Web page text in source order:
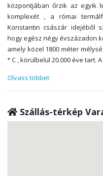
központjában őrzik az egyik
komplexét , a római
Konstantin császár idejéből
hogy egész négy évszázadon
amely közel 1800 méter
° C , körülbelül 20.000 éve
Olvass többet
Szállás-térkép